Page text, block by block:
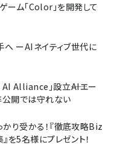
ーム「Color」を開発して
へ ーAIネイティブ世代に
Alliance」設立――AIエー
公開では守れない
り受かる！『徹底攻略Biz
を5名様にプレゼント！